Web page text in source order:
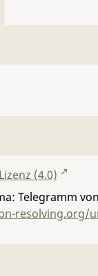
(4.0)
Telegramm
resolving.org/